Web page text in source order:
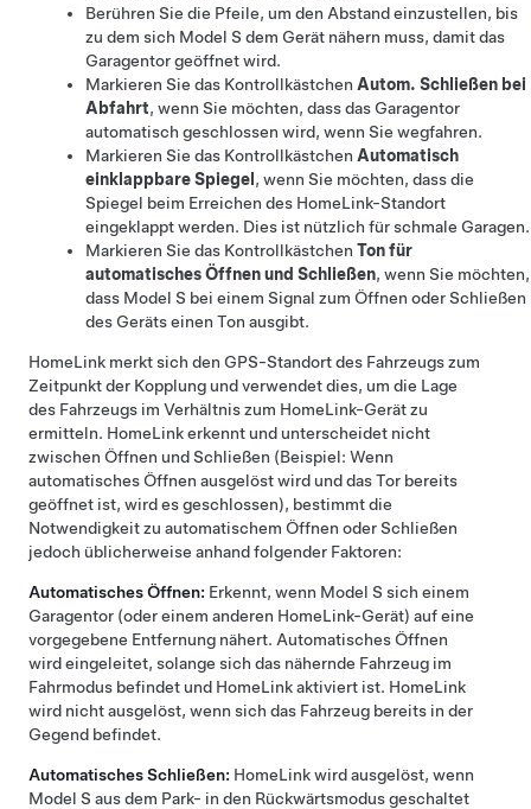
Berühren Sie die Pfeile, um den Abstand einzustellen, bis
zu dem sich Model S dem Gerät nähern muss, damit das
Garagentor geöffnet wird.
Markieren Sie das Kontrollkästchen Autom. Schließen bei
Abfahrt, wenn Sie möchten, dass das Garagentor
automatisch geschlossen wird, wenn Sie wegfahren.
Markieren Sie das Kontrollkästchen Automatisch
einklappbare Spiegel , wenn Sie möchten, dass die
Spiegel beim Erreichen des HomeLink-Standort
eingeklappt werden. Dies ist nützlich für schmale Garagen.
Markieren Sie das Kontrollkästchen Ton für
automatisches Öffnen und Schließen, wenn Sie möchten,
dass Model S bei einem Signal zum Öffnen oder Schließen
des Geräts einen Ton ausgibt.
HomeLink merkt sich den GPS-Standort des Fahrzeugs zum
Zeitpunkt der Kopplung und verwendet dies, um die Lage
des Fahrzeugs im Verhältnis zum HomeLink-Gerät zu
ermitteln. HomeLink erkennt und unterscheidet nicht
zwischen Öffnen und Schließen (Beispiel: Wenn
automatisches Öffnen ausgelöst wird und das Tor bereits
geöffnet ist, wird es geschlossen), bestimmt die
Notwendigkeit zu automatischem Öffnen oder Schließen
jedoch üblicherweise anhand folgender Faktoren:
Automatisches Öffnen: Erkennt, wenn Model S sich einem
Garagentor (oder einem anderen HomeLink-Gerät) auf eine
vorgegebene Entfernung nähert. Automatisches Öffnen
wird eingeleitet, solange sich das nähernde Fahrzeug im
Fahrmodus befindet und HomeLink aktiviert ist. HomeLink
wird nicht ausgelöst, wenn sich das Fahrzeug bereits in der
Gegend befindet.
Automatisches Schließen: HomeLink wird ausgelöst, wenn
Model S aus dem Park- in den Rückwärtsmodus geschaltet